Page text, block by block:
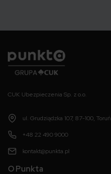
CUK Ubezpieczenia Sp. z o.o.
ul. Grudziądzka 107, 87-100, Toruń
+48 22 490 9000
kontakt@punkta.pl
O Punkta